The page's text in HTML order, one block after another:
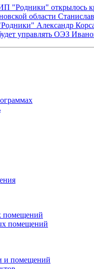
"Родники" открылось
области
Александр
управлять ОЭЗ
помещений
помещений
и помещений